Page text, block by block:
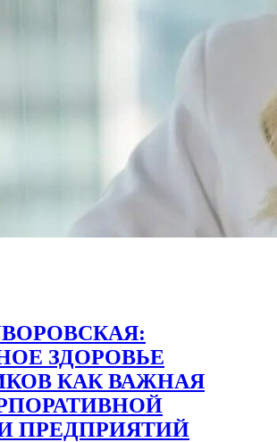
ЗДОРОВЬЕ
КАК ВАЖНАЯ
ПРЕДПРИЯТИЙ